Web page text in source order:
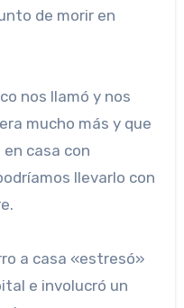
de morir en
nos llamó y nos
mucho más y que
casa con
llevarlo con
a casa «estresó»
e involucró un